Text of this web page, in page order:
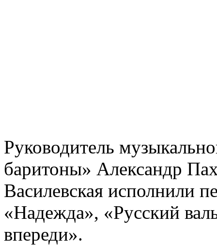
Руководитель
баритоны» Александр
Василевская исполнили
«Надежда», «Русский
впереди».